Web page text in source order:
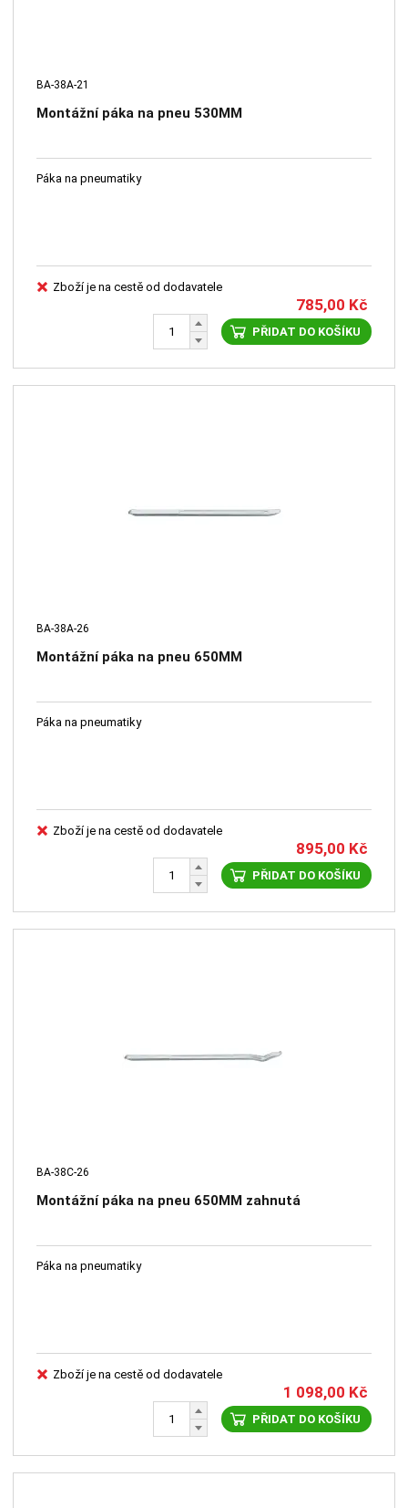
BA-38A-21
Montážní páka na pneu 530MM
Páka na pneumatiky
Zboží je na cestě od dodavatele
785,00 Kč
PŘIDAT DO KOŠÍKU
BA-38A-26
Montážní páka na pneu 650MM
Páka na pneumatiky
Zboží je na cestě od dodavatele
895,00 Kč
PŘIDAT DO KOŠÍKU
BA-38C-26
Montážní páka na pneu 650MM zahnutá
Páka na pneumatiky
Zboží je na cestě od dodavatele
1 098,00 Kč
PŘIDAT DO KOŠÍKU